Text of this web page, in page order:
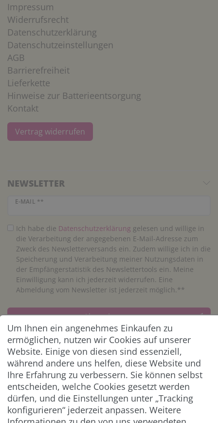
Impressum
Widerrufsrecht
Datenschutzerklärung
Datenschutzeinstellungen
AGB
Barrierefreiheit
Lieferkette
Hinweise zur Batterieentsorgung
Kontakt
Vertrag widerrufen
NEWSLETTER
E-MAIL **
Newsletter Honig
Ich habe die Daten­schutz­erklärung gelesen und willige in
die Verarbeitung der angegebenen E-Mail-Adresse zum
Zweck des Newsletterversands ein. Zudem willige ich in die
Speicherung und Verarbeitung meiner Nutzungsdaten in
der Empfängerstatistik des Newslettertools ein. Meine
Einwilligung kann ich jederzeit widerrufen. Eine
Abmeldung vom Newsletter ist jederzeit möglich.**
Abonnieren
** Hierbei handelt es sich um ein Pflichtfeld.
ZAHLUNG & VERSAND
Um Ihnen ein angenehmes Einkaufen zu
ermöglichen, nutzen wir Cookies auf unserer
Website. Einige von diesen sind essenziell,
während andere uns helfen, diese Website und
Ihre Erfahrung zu verbessern. Sie können selbst
entscheiden, welche Cookies gesetzt werden
dürfen, und die Einstellungen unter „Tracking
konfigurieren“ jederzeit anpassen. Weitere